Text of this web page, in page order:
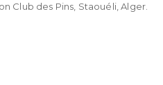
Club des Pins, Staouéli, Alger.